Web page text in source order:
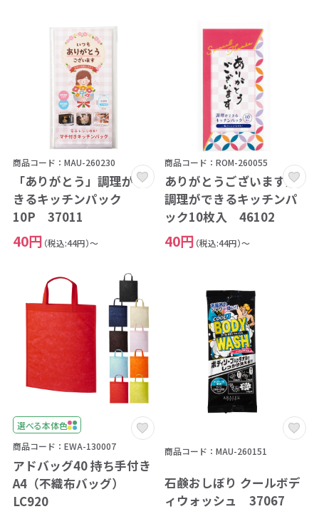
商品コード：MAU-260230
「ありがとう」調理がで
きるキッチンパック
10P 37011
40円 （税込:44円）～
商品コード：ROM-260055
ありがとうございます／
調理ができるキッチンパ
ック10枚入 46102
40円 （税込:44円）～
選べる本体色
商品コード：EWA-130007
アドバッグ40 持ち手付き
A4（不織布バッグ）
LC920
商品コード：MAU-260151
石鹸おしぼり クールボデ
ィウォッシュ 37067